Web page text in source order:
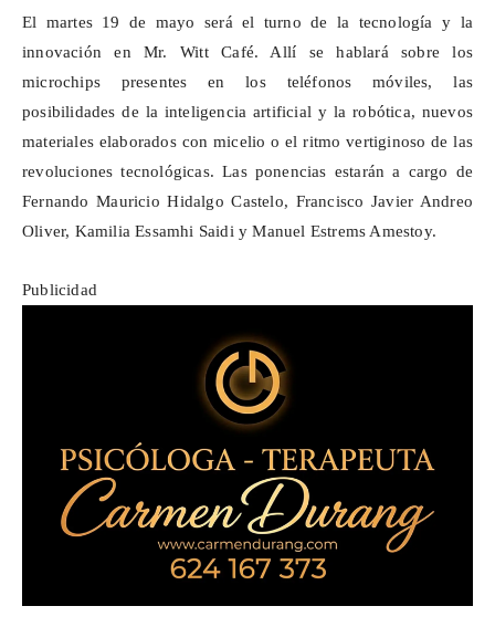
El martes 19 de mayo será el turno de la tecnología y la
innovación en Mr. Witt Café. Allí se hablará sobre los
microchips presentes en los teléfonos móviles, las
posibilidades de la inteligencia artificial y la robótica, nuevos
materiales elaborados con micelio o el ritmo vertiginoso de las
revoluciones tecnológicas. Las ponencias estarán a cargo de
Fernando Mauricio Hidalgo Castelo, Francisco Javier Andreo
Oliver, Kamilia Essamhi Saidi y Manuel Estrems Amestoy.
Publicidad